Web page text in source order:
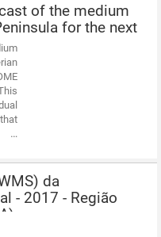
of the medium
for the next
da
- 2017 - Região